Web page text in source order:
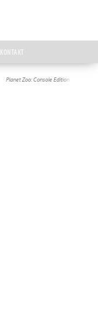
KONTAKT
Planet Zoo: Console Edition